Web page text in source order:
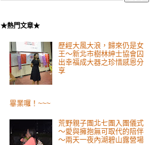
★熱門文章★
歷經大風大浪，歸來仍是女
王～新北市樹林紳士協會囚
出幸福成大器之珍惜感恩分
享
畢業囉！~~~
荒野親子團北七團入團儀式
～愛與擁抱無可取代的陪伴
～兩天一夜內湖碧山露營場